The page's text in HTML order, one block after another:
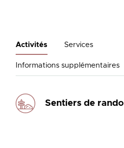
Activités Services
Informations supplémentaires
Sentiers de